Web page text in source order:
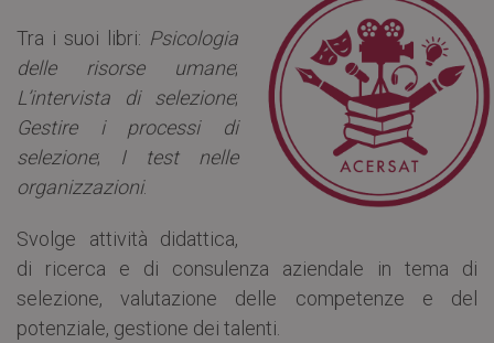
Tra i suoi libri: Psicologia
delle risorse umane;
L’intervista di selezione;
Gestire i processi di
selezione; I test nelle
organizzazioni.
Svolge attività didattica,
di ricerca e di consulenza aziendale in tema di
selezione, valutazione delle competenze e del
potenziale, gestione dei talenti.